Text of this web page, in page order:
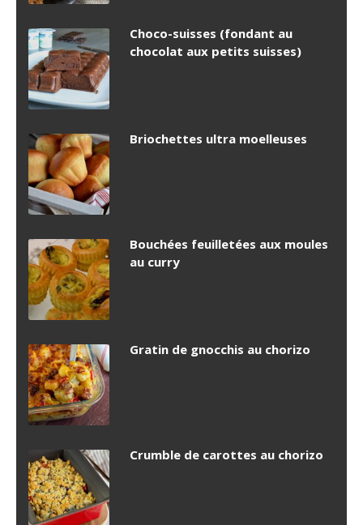
Choco-suisses (fondant au
chocolat aux petits suisses)
Briochettes ultra moelleuses
Bouchées feuilletées aux moules
au curry
Gratin de gnocchis au chorizo
Crumble de carottes au chorizo